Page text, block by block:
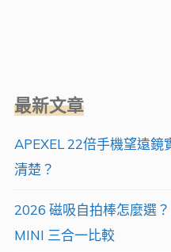
來
照
最新文章
APEXEL 22倍手機望遠
清楚？
2026 磁吸自拍棒怎麼選
MINI 三合一比較